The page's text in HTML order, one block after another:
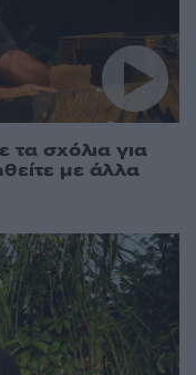
τα σχόλια για
με άλλα